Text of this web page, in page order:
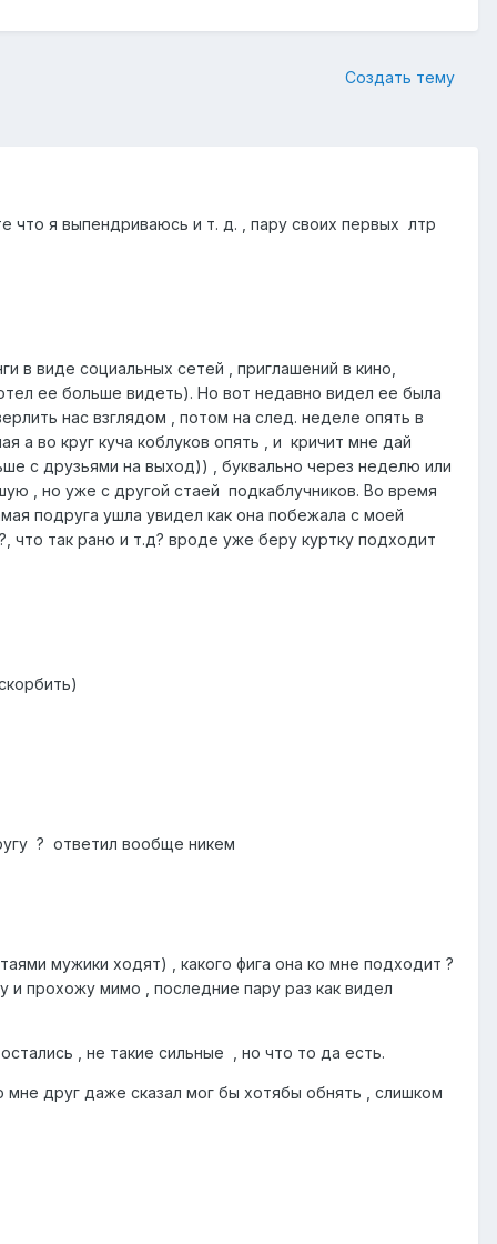
Создать тему
что я выпендриваюсь и т. д. , пару своих первых лтр
в виде социальных сетей , приглашений в кино,
ее больше видеть). Но вот недавно видел ее была
нас взглядом , потом на след. неделе опять в
а во круг куча коблуков опять , и кричит мне дай
с друзьями на выход)) , буквально через неделю или
, но уже с другой стаей подкаблучников. Во время
подруга ушла увидел как она побежала с моей
так рано и т.д? вроде уже беру куртку подходит
? ответил вообще никем
мужики ходят) , какого фига она ко мне подходит ?
и прохожу мимо , последние пару раз как видел
, не такие сильные , но что то да есть.
друг даже сказал мог бы хотябы обнять , слишком